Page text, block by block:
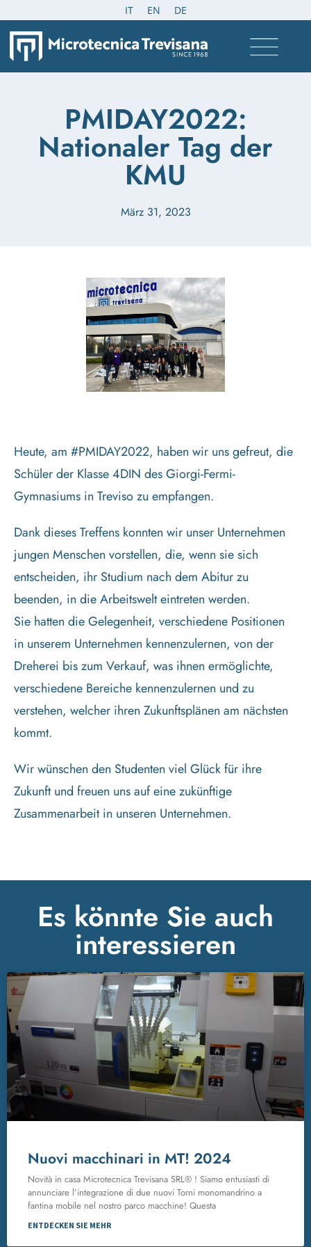
IT EN DE
PMIDAY2022:
Nationaler Tag der
KMU
März 31, 2023
Heute, am #PMIDAY2022, haben wir uns gefreut, die
Schüler der Klasse 4DIN des Giorgi-Fermi-
Gymnasiums in Treviso zu empfangen.
Dank dieses Treffens konnten wir unser Unternehmen
jungen Menschen vorstellen, die, wenn sie sich
entscheiden, ihr Studium nach dem Abitur zu
beenden, in die Arbeitswelt eintreten werden.
Sie hatten die Gelegenheit, verschiedene Positionen
in unserem Unternehmen kennenzulernen, von der
Dreherei bis zum Verkauf, was ihnen ermöglichte,
verschiedene Bereiche kennenzulernen und zu
verstehen, welcher ihren Zukunftsplänen am nächsten
kommt.
Wir wünschen den Studenten viel Glück für ihre
Zukunft und freuen uns auf eine zukünftige
Zusammenarbeit in unseren Unternehmen.
Es könnte Sie auch
interessieren
Nuovi macchinari in MT! 2024
Novità in casa Microtecnica Trevisana SRL® ! Siamo entusiasti di
annunciare l’integrazione di due nuovi Torni monomandrino a
fantina mobile nel nostro parco macchine! Questa
ENTDECKEN SIE MEHR